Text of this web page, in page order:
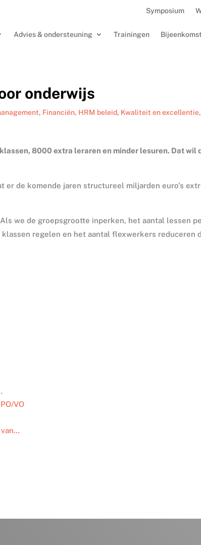
Symposium
Advies & ondersteuning Trainingen
onderwijs
, Financiën, HRM beleid, Kwaliteit en excellentie,
8000 extra leraren en minder lesuren. Dat wil
er de komende jaren structureel miljarden euro’s
we de groepsgrootte inperken, het aantal lessen
regelen en het aantal flexwerkers reduceren
VO